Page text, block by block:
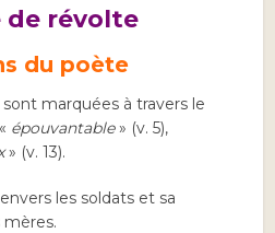
de révolte
du poète
marquées à travers le
épouvantable» (v. 5),
» (v. 13).
envers les soldats et sa
mères.